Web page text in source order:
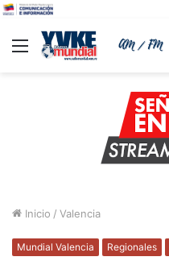
Menu
Inicio / Valencia
Mundial Valencia Regionales